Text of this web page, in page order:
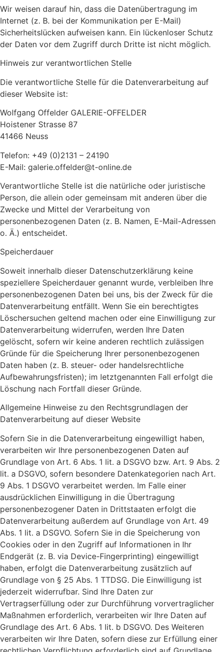
Wir weisen darauf hin, dass die Datenübertragung im
Internet (z. B. bei der Kommunikation per E-Mail)
Sicherheitslücken aufweisen kann. Ein lückenloser Schutz
der Daten vor dem Zugriff durch Dritte ist nicht möglich.
Hinweis zur verantwortlichen Stelle
Die verantwortliche Stelle für die Datenverarbeitung auf
dieser Website ist:
Wolfgang Offelder GALERIE-OFFELDER
Hoistener Strasse 87
41466 Neuss
Telefon: +49 (0)2131 – 24190
E-Mail: galerie.offelder@t-online.de
Verantwortliche Stelle ist die natürliche oder juristische
Person, die allein oder gemeinsam mit anderen über die
Zwecke und Mittel der Verarbeitung von
personenbezogenen Daten (z. B. Namen, E-Mail-Adressen
o. Ä.) entscheidet.
Speicherdauer
Soweit innerhalb dieser Datenschutzerklärung keine
speziellere Speicherdauer genannt wurde, verbleiben Ihre
personenbezogenen Daten bei uns, bis der Zweck für die
Datenverarbeitung entfällt. Wenn Sie ein berechtigtes
Löschersuchen geltend machen oder eine Einwilligung zur
Datenverarbeitung widerrufen, werden Ihre Daten
gelöscht, sofern wir keine anderen rechtlich zulässigen
Gründe für die Speicherung Ihrer personenbezogenen
Daten haben (z. B. steuer- oder handelsrechtliche
Aufbewahrungsfristen); im letztgenannten Fall erfolgt die
Löschung nach Fortfall dieser Gründe.
Allgemeine Hinweise zu den Rechtsgrundlagen der
Datenverarbeitung auf dieser Website
Sofern Sie in die Datenverarbeitung eingewilligt haben,
verarbeiten wir Ihre personenbezogenen Daten auf
Grundlage von Art. 6 Abs. 1 lit. a DSGVO bzw. Art. 9 Abs. 2
lit. a DSGVO, sofern besondere Datenkategorien nach Art.
9 Abs. 1 DSGVO verarbeitet werden. Im Falle einer
ausdrücklichen Einwilligung in die Übertragung
personenbezogener Daten in Drittstaaten erfolgt die
Datenverarbeitung außerdem auf Grundlage von Art. 49
Abs. 1 lit. a DSGVO. Sofern Sie in die Speicherung von
Cookies oder in den Zugriff auf Informationen in Ihr
Endgerät (z. B. via Device-Fingerprinting) eingewilligt
haben, erfolgt die Datenverarbeitung zusätzlich auf
Grundlage von § 25 Abs. 1 TTDSG. Die Einwilligung ist
jederzeit widerrufbar. Sind Ihre Daten zur
Vertragserfüllung oder zur Durchführung vorvertraglicher
Maßnahmen erforderlich, verarbeiten wir Ihre Daten auf
Grundlage des Art. 6 Abs. 1 lit. b DSGVO. Des Weiteren
verarbeiten wir Ihre Daten, sofern diese zur Erfüllung einer